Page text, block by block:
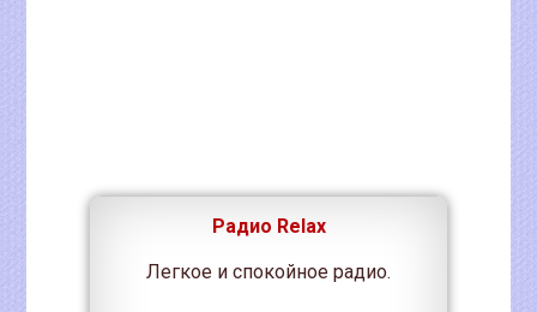
Радио Relax
Легкое и спокойное радио.